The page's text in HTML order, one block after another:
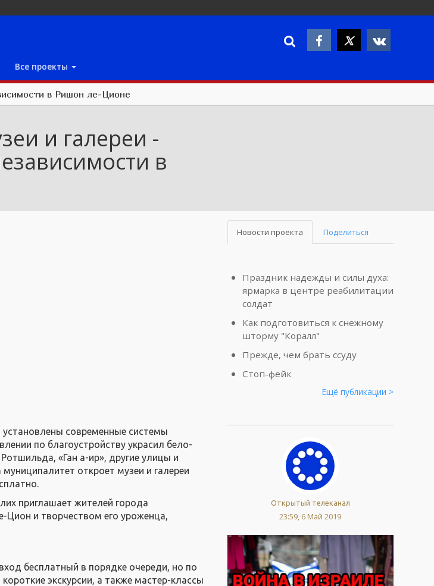
Все проекты
в Ришон ле-Ционе
и галереи -
в
Новости проекта Поделиться
Праздник надежды и силы духа:
ярмарка в центре реабилитации
солдат
Как подготовиться к снежному
шторму "Коралл"
Прежде, чем брать ссуду
Стоп-фейк
Ещё публикации >
современные системы
по благоустройству украсил бело-
«Ган а-ир», другие улицы и
откроет музеи и галереи
приглашает жителей города
Цион и творчеством его уроженца,
бесплатный в порядке очереди, но по
экскурсии, а также мастер-классы
Открытый телеканал
23:59, 6 Май 2019